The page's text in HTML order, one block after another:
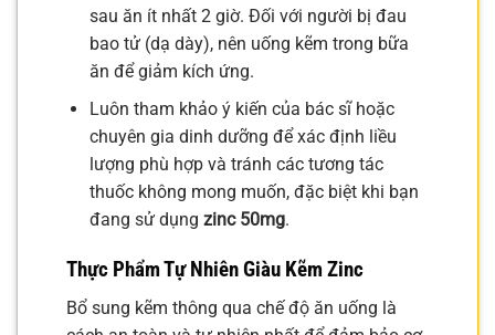
sau ăn ít nhất 2 giờ. Đối với người bị đau
bao tử (dạ dày), nên uống kẽm trong bữa
ăn để giảm kích ứng.
Luôn tham khảo ý kiến của bác sĩ hoặc
chuyên gia dinh dưỡng để xác định liều
lượng phù hợp và tránh các tương tác
thuốc không mong muốn, đặc biệt khi bạn
đang sử dụng zinc 50mg.
Thực Phẩm Tự Nhiên Giàu Kẽm Zinc
Bổ sung kẽm thông qua chế độ ăn uống là